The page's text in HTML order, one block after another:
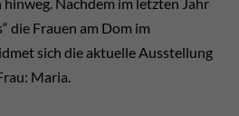
Nachdem im letzten Jahr
die Frauen am Dom im
sich die aktuelle Ausstellung
Maria.